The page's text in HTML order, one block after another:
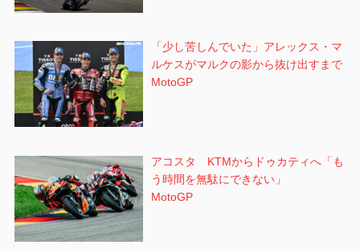
「少し苦しんでいた」アレックス・マ
ルケスがマルクの影から抜け出すまで
MotoGP
アコスタ KTMからドゥカティへ「も
う時間を無駄にできない」
MotoGP